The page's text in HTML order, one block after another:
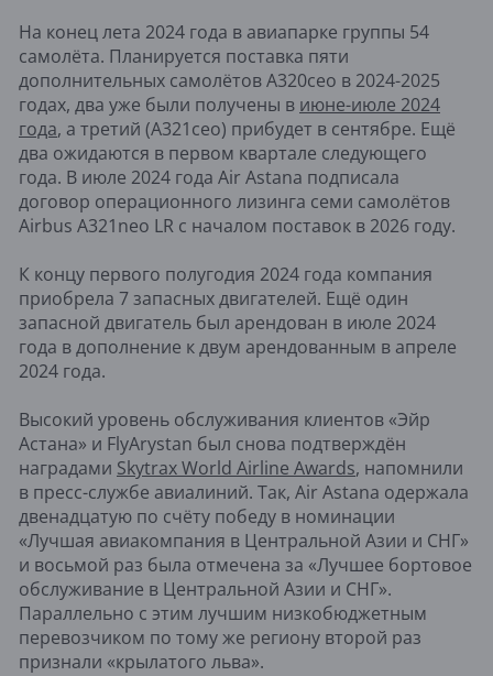
На конец лета 2024 года в авиапарке группы 54
самолёта. Планируется поставка пяти
дополнительных самолётов A320сео в 2024-2025
годах, два уже были получены в июне-июле 2024
года, а третий (A321ceo) прибудет в сентябре. Ещё
два ожидаются в первом квартале следующего
года. В июле 2024 года Air Astana подписала
договор операционного лизинга семи самолётов
Airbus A321neo LR с началом поставок в 2026 году.
К концу первого полугодия 2024 года компания
приобрела 7 запасных двигателей. Ещё один
запасной двигатель был арендован в июле 2024
года в дополнение к двум арендованным в апреле
2024 года.
Высокий уровень обслуживания клиентов «Эйр
Астана» и FlyArystan был снова подтверждён
наградами Skytrax World Airline Awards, напомнили
в пресс-службе авиалиний. Так, Air Astana одержала
двенадцатую по счёту победу в номинации
«Лучшая авиакомпания в Центральной Азии и СНГ»
и восьмой раз была отмечена за «Лучшее бортовое
обслуживание в Центральной Азии и СНГ».
Параллельно с этим лучшим низкобюджетным
перевозчиком по тому же региону второй раз
признали «крылатого льва».